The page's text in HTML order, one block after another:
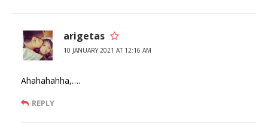
arigetas
10 JANUARY 2021 AT 12:16 AM
Ahahahahha,….
REPLY